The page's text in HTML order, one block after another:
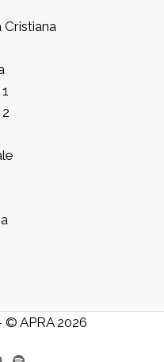
Cristiana
© APRA 2026